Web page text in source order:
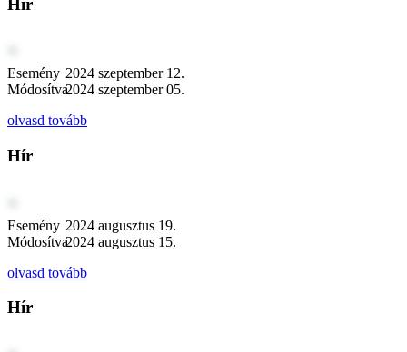
Esemény 2024 szeptember 12.
Módosítva2024 szeptember 05.
olvasd tovább
Hír
Esemény 2024 augusztus 19.
Módosítva2024 augusztus 15.
olvasd tovább
Hír